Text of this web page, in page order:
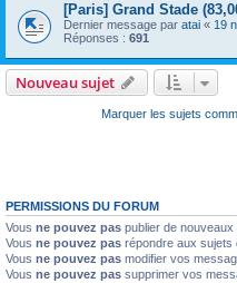
[Paris] Grand Stade
Dernier message par atai « 19
Réponses : 691
Nouveau sujet
Marquer les sujets
PERMISSIONS DU FORUM
Vous ne pouvez pas publier de
Vous ne pouvez pas répondre aux sujets
Vous ne pouvez pas modifier vos
Vous ne pouvez pas supprimer vos